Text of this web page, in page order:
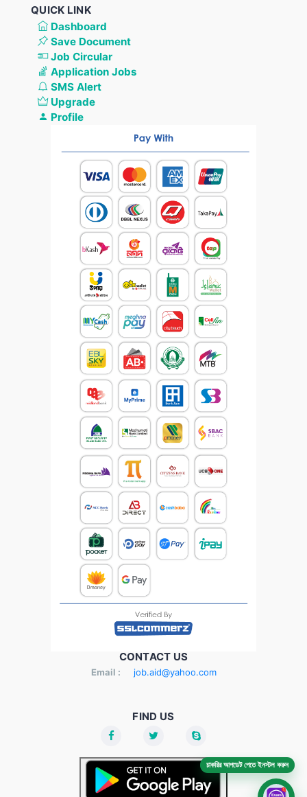
QUICK LINK
Dashboard
Save Document
Job Circular
Application Jobs
SMS Alert
Upgrade
Profile
CONTACT US
Email : job.aid@yahoo.com
FIND US
চাকরির আপডেট পেতে ইনস্টল করুন